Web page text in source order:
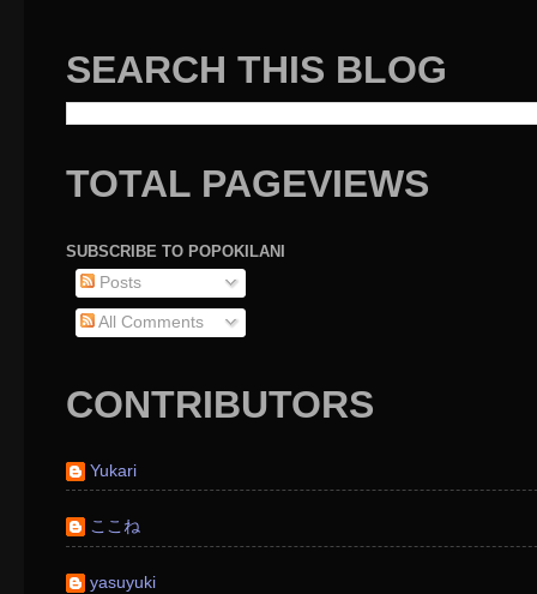
SEARCH THIS BLOG
TOTAL PAGEVIEWS
SUBSCRIBE TO POPOKILANI
Posts
All Comments
CONTRIBUTORS
Yukari
ここね
yasuyuki